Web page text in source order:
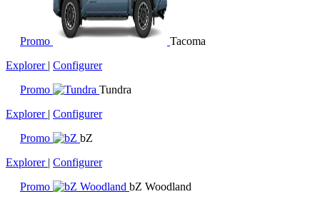
Promo
Tacoma
Explorer | Configurer
Promo
Tundra
Explorer | Configurer
Promo
bZ
Explorer | Configurer
Promo
bZ Woodland